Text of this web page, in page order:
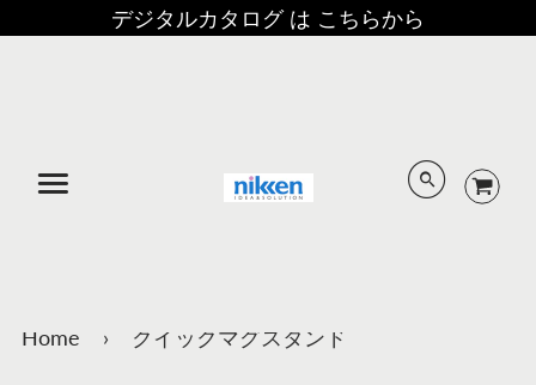
デジタルカタログ は こちらから
Home › クイックマグスタンド